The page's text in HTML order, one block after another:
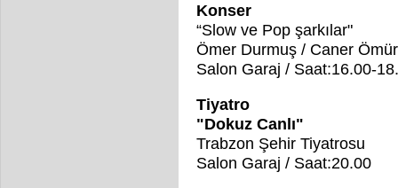
Konser
“Slow ve Pop şarkılar"
Ömer Durmuş / Caner Ömür
Salon Garaj / Saat:16.00-
Tiyatro
"Dokuz Canlı"
Trabzon Şehir Tiyatrosu
Salon Garaj / Saat:20.00